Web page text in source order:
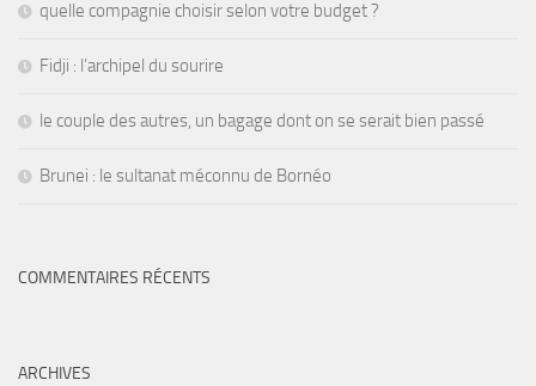
quelle compagnie choisir selon votre budget ?
Fidji : l’archipel du sourire
le couple des autres, un bagage dont on se serait bien passé
Brunei : le sultanat méconnu de Bornéo
COMMENTAIRES RÉCENTS
ARCHIVES